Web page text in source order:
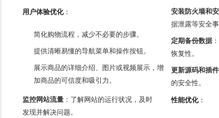
用户体验优化：
简化购物流程，减少不必要的步骤。
提供清晰易懂的导航菜单和操作按钮。
展示商品的详细介绍、图片或视频展示，增
加商品的可信度和吸引力。
安装防火墙和
据泄露等安全
定期备份数据
恢复性。
更新源码和插件
的安全性。
监控网站流量 ：了解网站的运行状况，及时
发现并解决问题。
性能优化：